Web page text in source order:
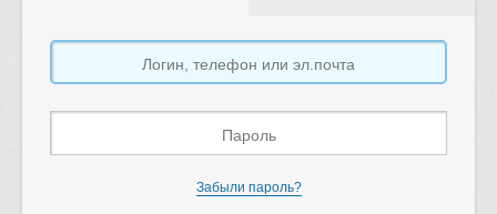
Забыли пароль?